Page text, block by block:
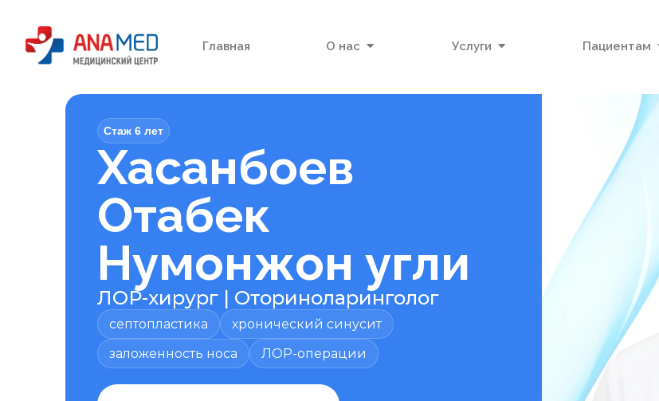
Главная О нас Услуги Пациентам
Стаж 6 лет
Хасанбоев
Отабек
Нумонжон угли
ЛОР-хирург | Оториноларинголог
септопластика
хронический синусит
заложенность носа
ЛОР-операции